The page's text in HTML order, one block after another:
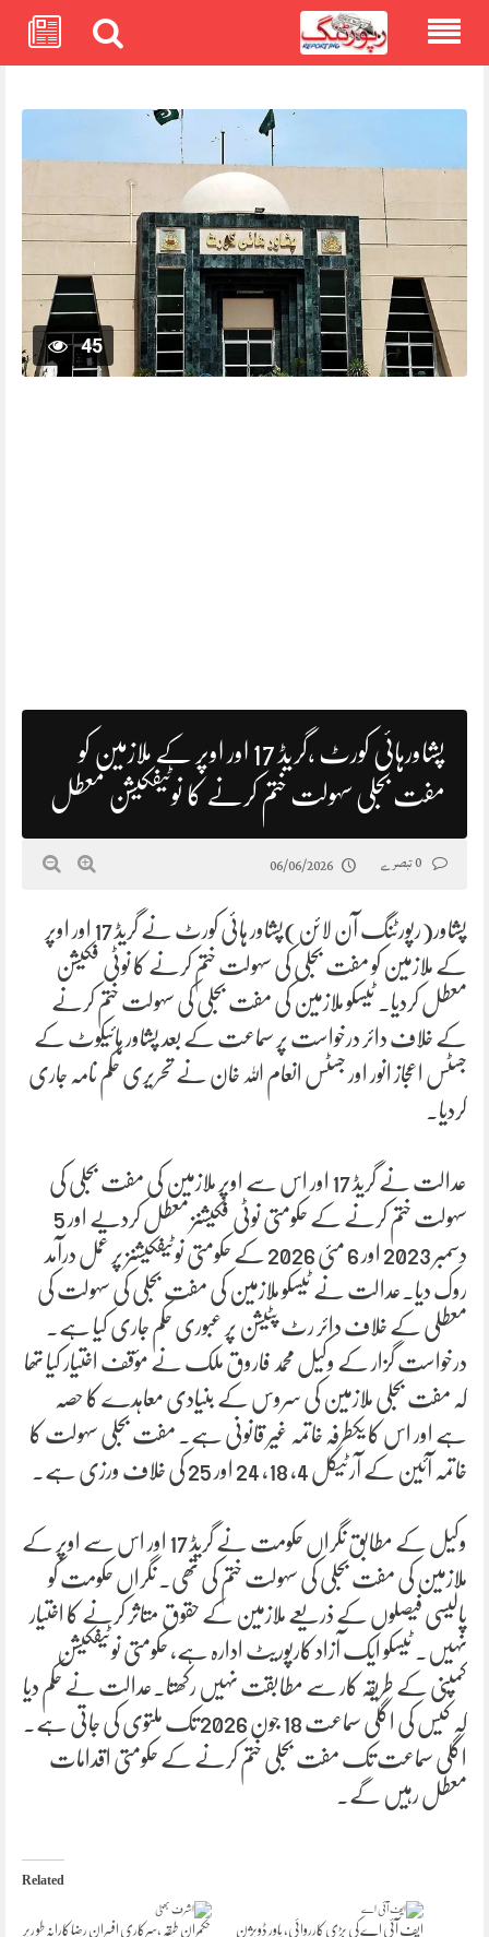
45
پشاورہائی کورٹ ،گریڈ 17 اور اوپر کے ملازمین کو
مفت بجلی سہولت ختم کرنے کا نوٹیفکیشن معطل
06/06/2026
پشاور(رپورٹنگ آن لائن)پشاور ہائی کورٹ نے گریڈ 17 اور اوپر
کے ملازمین کو مفت بجلی کی سہولت ختم کرنے کا نوٹی فکیشن
معطل کردیا۔ ٹیسکو ملازمین کی مفت بجلی کی سہولت ختم کرنے
کے خلاف دائر درخواست پر سماعت کے بعد پشاور ہائیکوٹ کے
جسٹس اعجاز انور اور جسٹس انعام اللہ خان نے تحریری حکم نامہ جاری
کردیا۔
عدالت نے گریڈ 17 اور اس سے اوپر ملازمین کی مفت بجلی کی
سہولت ختم کرنے کے حکومتی نوٹی فکیشنز معطل کردیے اور 5
دسمبر 2023 اور 6 مئی 2026 کے حکومتی نوٹیفکیشنز پر عمل درآمد
روک دیا۔عدالت نے ٹیسکو ملازمین کی مفت بجلی کی سہولت کی
معطلی کے خلاف دائر رٹ پٹیشن پر عبوری حکم جاری کیا ہے۔
درخواست گزار کے وکیل محمد فاروق ملک نے مؤقف اختیار کیا تھا
کہ مفت بجلی ملازمین کی سروس کے بنیادی معاہدے کا حصہ
ہے اور اس کا یکطرفہ خاتمہ غیر قانونی ہے۔ مفت بجلی سہولت کا
خاتمہ آئین کے آرٹیکل 4، 18، 24 اور 25 کی خلاف ورزی ہے۔
وکیل کے مطابق نگراں حکومت نے گریڈ 17 اور اس سے اوپر کے
ملازمین کی مفت بجلی کی سہولت ختم کی تھی۔ نگراں حکومت کو
پالیسی فیصلوں کے ذریعے ملازمین کے حقوق متاثر کرنے کا اختیار
نہیں۔ ٹیسکو ایک آزاد کارپوریٹ ادارہ ہے، حکومتی نوٹیفکیشن
کمپنی کے طریقہ کار سے مطابقت نہیں رکھتا۔عدالت نے حکم دیا
کہ کیس کی اگلی سماعت 18 جون 2026 تک ملتوی کی جاتی ہے۔
اگلی سماعت تک مفت بجلی ختم کرنے کے حکومتی اقدامات
معطل رہیں گے۔
Related
حکمران طبقہ ،سرکاری افسران رضا کارانہ طو رپر
ایف آئی اے کی بڑی کارروائی، پاور ڈویژن